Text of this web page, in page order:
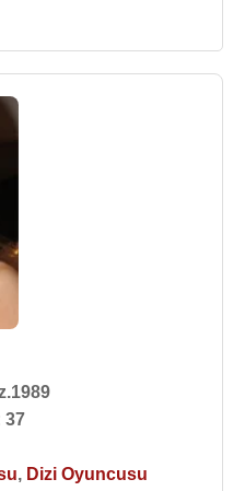
37
, Dizi Oyuncusu